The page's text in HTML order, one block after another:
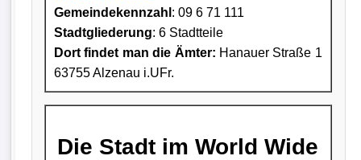
Gemeindekennzahl : 09 6 71 111
Stadtgliederung: 6 Stadtteile
Dort findet man die Ämter: Hanauer Straße 1
63755 Alzenau i.UFr.
Die Stadt im World Wide